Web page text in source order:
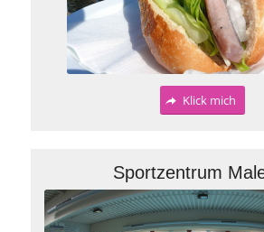
Klick mich
Sportzentrum